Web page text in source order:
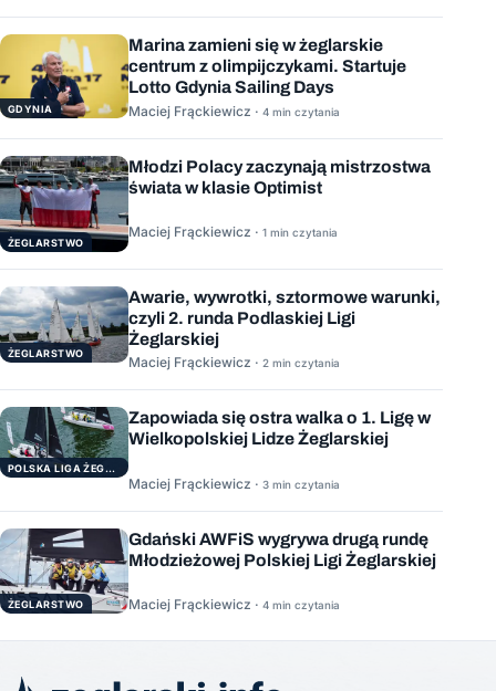
GDYNIA
Marina zamieni się w żeglarskie
centrum z olimpijczykami. Startuje
Lotto Gdynia Sailing Days
Maciej Frąckiewicz · 4 min czytania
ŻEGLARSTWO
Młodzi Polacy zaczynają mistrzostwa
świata w klasie Optimist
Maciej Frąckiewicz · 1 min czytania
ŻEGLARSTWO
Awarie, wywrotki, sztormowe warunki,
czyli 2. runda Podlaskiej Ligi
Żeglarskiej
Maciej Frąckiewicz · 2 min czytania
POLSKA LIGA ŻEGLARSKA
Zapowiada się ostra walka o 1. Ligę w
Wielkopolskiej Lidze Żeglarskiej
Maciej Frąckiewicz · 3 min czytania
ŻEGLARSTWO
Gdański AWFiS wygrywa drugą rundę
Młodzieżowej Polskiej Ligi Żeglarskiej
Maciej Frąckiewicz · 4 min czytania